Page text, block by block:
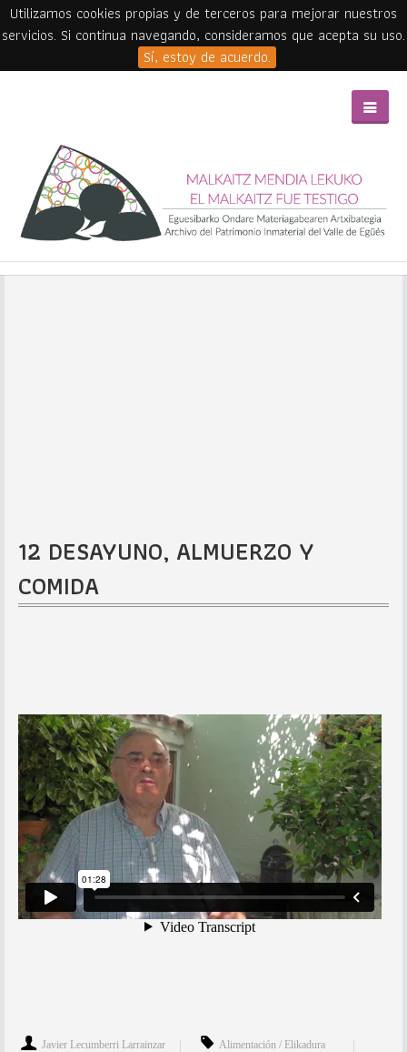
Utilizamos cookies propias y de terceros para mejorar nuestros
servicios. Si continua navegando, consideramos que acepta su uso.
Sí, estoy de acuerdo.
12 DESAYUNO, ALMUERZO Y
COMIDA
Javier Lecumberri Larrainzar
Alimentación / Elikadura